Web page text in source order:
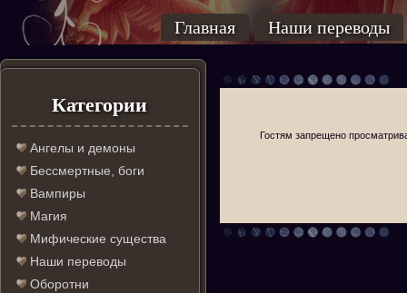
Главная Наши переводы
Категории
Ангелы и демоны
Бессмертные, боги
Вампиры
Магия
Мифические существа
Наши переводы
Оборотни
Гостям запрещено